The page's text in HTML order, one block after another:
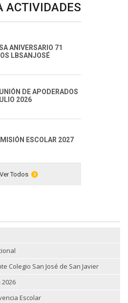
ACTIVIDADES
ANIVERSARIO 71
LBSANJOSÉ
DE APODERADOS
2026
ESCOLAR 2027
Ver Todos
Colegio San José de San Javier
Escolar